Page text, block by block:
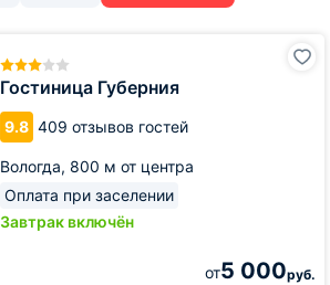
Гостиница Губерния
9.8 409 отзывов гостей
Вологда, 800 м от центра
Оплата при заселении
Завтрак включён
от5 000руб.